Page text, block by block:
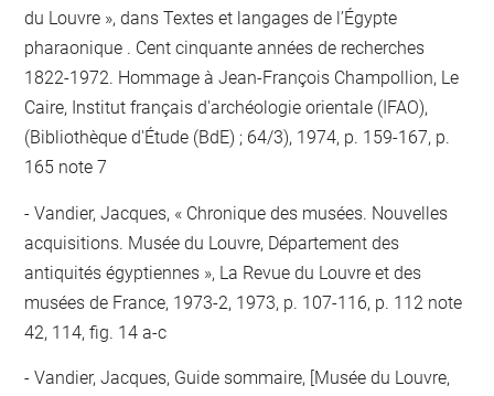
du Louvre », dans Textes et langages de l’Égypte
pharaonique . Cent cinquante années de recherches
1822-1972. Hommage à Jean-François Champollion, Le
Caire, Institut français d'archéologie orientale (IFAO),
(Bibliothèque d'Étude (BdE) ; 64/3), 1974, p. 159-167, p.
165 note 7
Vandier, Jacques, « Chronique des musées. Nouvelles
acquisitions. Musée du Louvre, Département des
antiquités égyptiennes », La Revue du Louvre et des
musées de France, 1973-2, 1973, p. 107-116, p. 112 note
42, 114, fig. 14 a-c
Vandier, Jacques, Guide sommaire, [Musée du Louvre,